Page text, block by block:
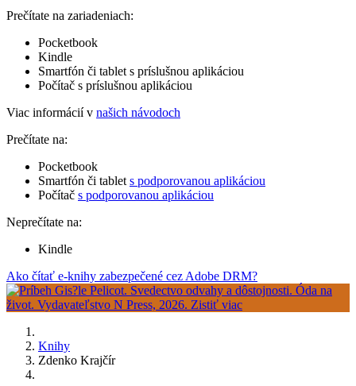
Prečítate na zariadeniach:
Pocketbook
Kindle
Smartfón či tablet s príslušnou aplikáciou
Počítač s príslušnou aplikáciou
Viac informácií v našich návodoch
Prečítate na:
Pocketbook
Smartfón či tablet s podporovanou aplikáciou
Počítač s podporovanou aplikáciou
Neprečítate na:
Kindle
Ako čítať e-knihy zabezpečené cez Adobe DRM?
Knihy
Zdenko Krajčír